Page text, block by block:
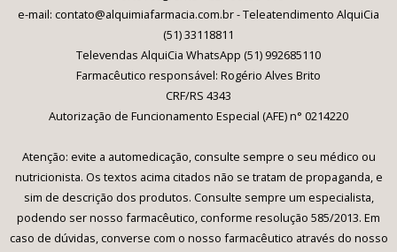
e-mail: contato@alquimiafarmacia.com.br - Teleatendimento AlquiCia
(51) 33118811
Televendas AlquiCia WhatsApp (51) 992685110
Farmacêutico responsável: Rogério Alves Brito
CRF/RS 4343
Autorização de Funcionamento Especial (AFE) n° 0214220
Atenção: evite a automedicação, consulte sempre o seu médico ou
nutricionista. Os textos acima citados não se tratam de propaganda, e
sim de descrição dos produtos. Consulte sempre um especialista,
podendo ser nosso farmacêutico, conforme resolução 585/2013. Em
caso de dúvidas, converse com o nosso farmacêutico através do nosso